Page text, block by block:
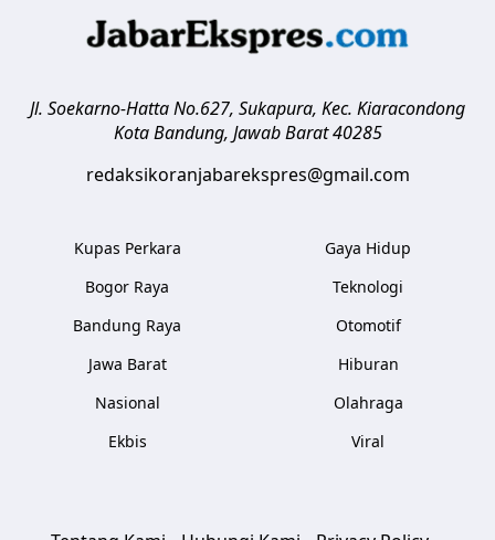
Jl. Soekarno-Hatta No.627, Sukapura, Kec. Kiaracondong
Kota Bandung, Jawab Barat 40285
redaksikoranjabarekspres@gmail.com
Kupas Perkara
Bogor Raya
Bandung Raya
Jawa Barat
Nasional
Ekbis
Gaya Hidup
Teknologi
Otomotif
Hiburan
Olahraga
Viral